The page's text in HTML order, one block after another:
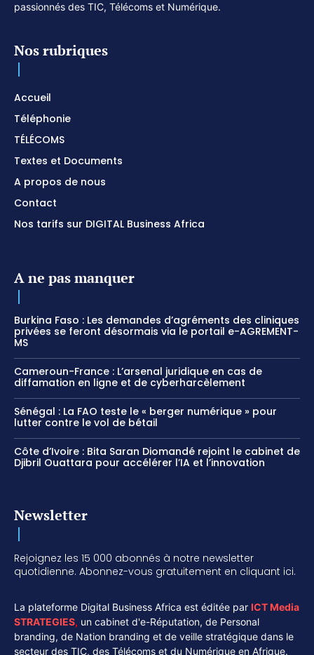
passionnés des TIC, Télécoms et Numérique.
Nos rubriques
Accueil
Téléphonie
TÉLÉCOMS
Textes et Documents
A propos de nous
Contact
Nos tarifs sur DIGITAL Business Africa
A ne pas manquer
Burkina Faso : Les demandes d’agréments des cliniques
privées se feront désormais via le portail e-AGREMENT-
MS
Cameroun-France : L’arsenal juridique en cas de
diffamation en ligne et de cyberharcèlement
Sénégal : La FAO teste le « berger numérique » pour
lutter contre le vol de bétail
Côte d’Ivoire : Bita Saran Diomandé rejoint le cabinet de
Djibril Ouattara pour accélérer l’IA et l’innovation
Newsletter
Rejoignez les 15 000 abonnés à notre newsletter
quotidienne. Abonnez-vous gratuitement en cliquant ici.
La plateforme Digital Business Africa est éditée par ICT Media
STRATEGIES, un cabinet d'e-Réputation, de Personal
branding, de Nation branding et de veille stratégique dans le
secteur des TIC, des Télécoms et du Numérique en Afrique.